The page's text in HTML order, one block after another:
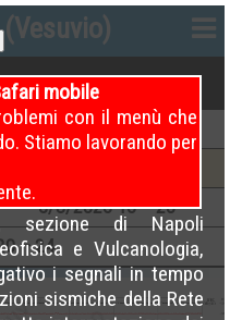
(Vesuvio)
mobile
con il menù che
Stiamo lavorando per
sezione di Napoli
e Vulcanologia,
i segnali in tempo
sismiche della Rete
6/8/2026 04 – 08
5/8/202616 – 20
– 24